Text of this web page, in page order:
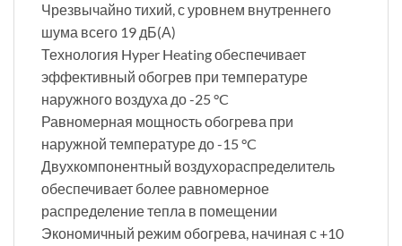
Чрезвычайно тихий, с уровнем внутреннего
шума всего 19 дБ(А)
Технология Hyper Heating обеспечивает
эффективный обогрев при температуре
наружного воздуха до -25 °C
Равномерная мощность обогрева при
наружной температуре до -15 °C
Двухкомпонентный воздухораспределитель
обеспечивает более равномерное
распределение тепла в помещении
Экономичный режим обогрева, начиная с +10